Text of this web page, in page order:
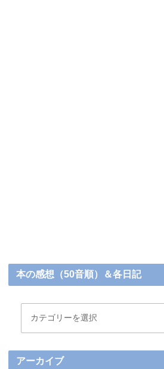
本の感想（50音順）＆各日記
アーカイブ